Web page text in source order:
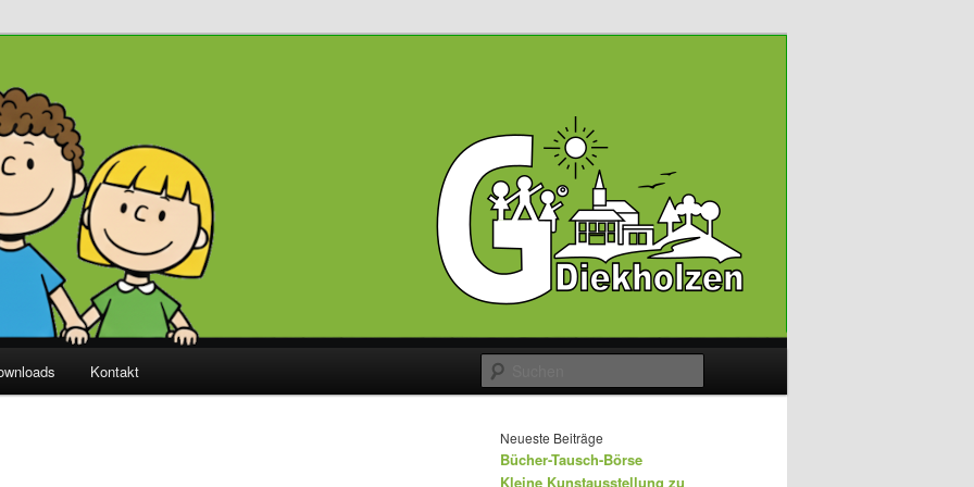
Kontakt
Neueste Beiträge
Bücher-Tausch-Börse
Kleine Kunstausstellung zu